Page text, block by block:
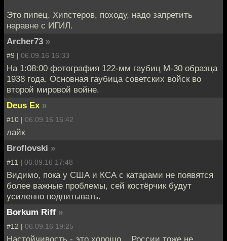
Это пипец. Хипстеров, походу, надо запретить
наравне с ИГИЛ.
Archer73 »
#9 | 06.09.16 16:33
На 1:08:00 фотография 122-мм гаубиц М-30 образца
1938 года. Основная гаубица советских войск во
второй мировой войне.
Deus Ex »
#10 | 06.09.16 16:42
лайк
Broflovski »
#11 | 06.09.16 17:48
Видимо, пока у США и КСА с катарами не появятся
более важные проблемы, сей костёрчик будут
усиленно подпитывать.
Borkum Riff »
#12 | 06.09.16 19:25